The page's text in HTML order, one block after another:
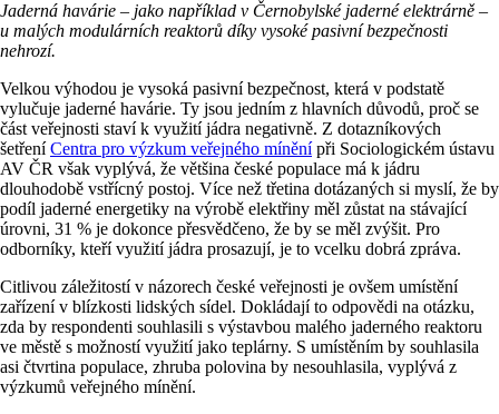
Jaderná havárie – jako například v Černobylské jaderné elektrárně –
u malých modulárních reaktorů díky vysoké pasivní bezpečnosti
nehrozí.
Velkou výhodou je vysoká pasivní bezpečnost, která v podstatě
vylučuje jaderné havárie. Ty jsou jedním z hlavních důvodů, proč se
část veřejnosti staví k využití jádra negativně. Z dotazníkových
šetřeníCentra pro výzkum veřejného míněnípři Sociologickém ústavu
AV ČR však vyplývá, že většina české populace má k jádru
dlouhodobě vstřícný postoj. Více než třetina dotázaných si myslí, že by
podíl jaderné energetiky na výrobě elektřiny měl zůstat na stávající
úrovni, 31 % je dokonce přesvědčeno, že by se měl zvýšit. Pro
odborníky, kteří využití jádra prosazují, je to vcelku dobrá zpráva.
Citlivou záležitostí v názorech české veřejnosti je ovšem umístění
zařízení v blízkosti lidských sídel. Dokládají to odpovědi na otázku,
zda by respondenti souhlasili s výstavbou malého jaderného reaktoru
ve městě s možností využití jako teplárny. S umístěním by souhlasila
asi čtvrtina populace, zhruba polovina by nesouhlasila, vyplývá z
výzkumů veřejného mínění.